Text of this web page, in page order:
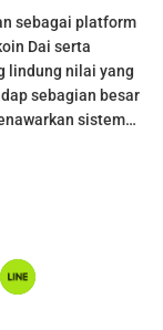
sebagai platform
Dai serta
lindung nilai yang
sebagian besar
sistem
yang lalu,
pasar dan bukan
dan merupakan
puncak dan